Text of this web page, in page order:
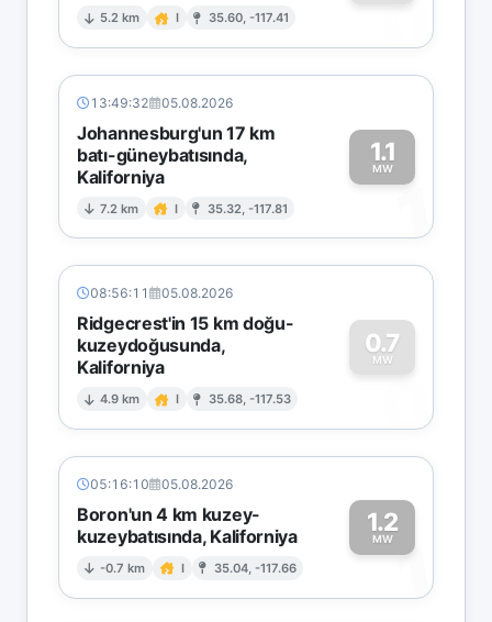
5.2 km I 35.60, -117.41 0
13:49:32 05.08.2026
Johannesburg'un 17 km
batı-güneybatısında,
Kaliforniya
7.2 km I 35.32, -117.81
1.1
MW
1
08:56:11 05.08.2026
Ridgecrest'in 15 km doğu-
kuzeydoğusunda,
Kaliforniya
4.9 km I 35.68, -117.53
0.7
MW
0
05:16:10 05.08.2026
Boron'un 4 km kuzey-
kuzeybatısında, Kaliforniya
-0.7 km I 35.04, -117.66
1.2
MW1